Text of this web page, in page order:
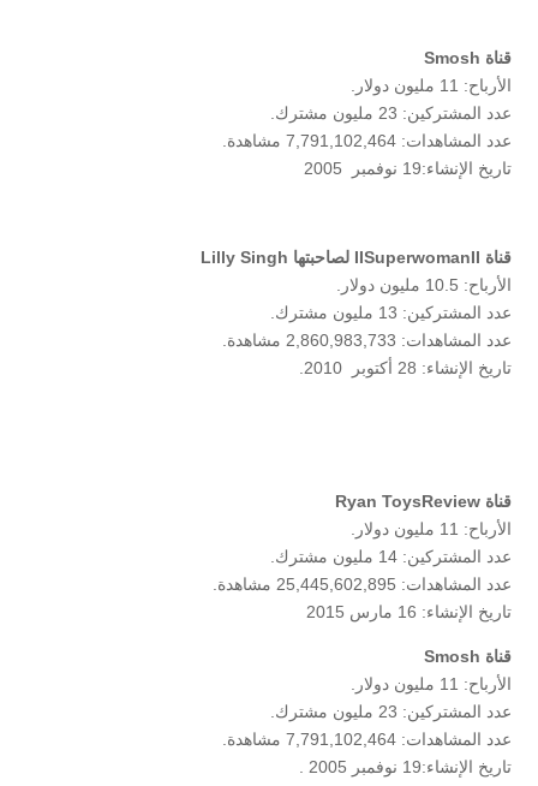
قناة Smosh
الأرباح: 11 مليون دولار.
عدد المشتركين: 23 مليون مشترك.
عدد المشاهدات: 7,791,102,464 مشاهدة.
تاريخ الإنشاء:19 نوفمبر 2005
قناة IISuperwomanII لصاحبتها Lilly Singh
الأرباح: 10.5 مليون دولار.
عدد المشتركين: 13 مليون مشترك.
عدد المشاهدات: 2,860,983,733 مشاهدة.
تاريخ الإنشاء: 28 أكتوبر 2010.
قناة Ryan ToysReview
الأرباح: 11 مليون دولار.
عدد المشتركين: 14 مليون مشترك.
عدد المشاهدات: 25,445,602,895 مشاهدة.
تاريخ الإنشاء: 16 مارس 2015
قناة Smosh
الأرباح: 11 مليون دولار.
عدد المشتركين: 23 مليون مشترك.
عدد المشاهدات: 7,791,102,464 مشاهدة.
تاريخ الإنشاء:19 نوفمبر 2005 .